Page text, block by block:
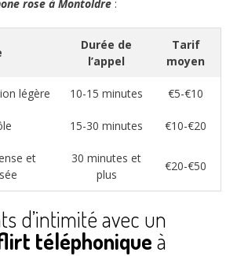
rose à Montoldre :
Durée de
l’appel
Tarif
moyen
légère 10-15 minutes €5-€10
15-30 minutes €10-€20
et
30 minutes et
plus
€20-€50
d’intimité avec un
téléphoniqueà